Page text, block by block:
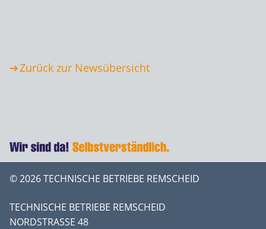
Zurück zur Newsübersicht
© 2026 TECHNISCHE BETRIEBE REMSCHEID
TECHNISCHE BETRIEBE REMSCHEID
NORDSTRASSE 48